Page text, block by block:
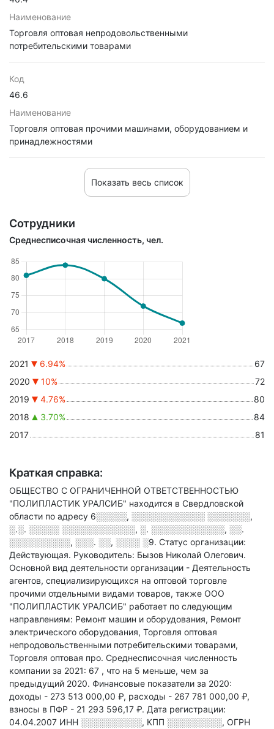
Наименование
Торговля оптовая непродовольственными
потребительскими товарами
Код
46.6
Наименование
Торговля оптовая прочими машинами, оборудованием и
принадлежностями
Показать весь список
Сотрудники
Среднесписочная численность, чел.
2021 6.94%
67
2020
10%
72
2019
4.76%
80
2018
3.70%
84
2017
81
Краткая справка:
ОБЩЕСТВО С ОГРАНИЧЕННОЙ ОТВЕТСТВЕННОСТЬЮ
"ПОЛИПЛАСТИК УРАЛСИБ" находится в Свердловской
области по адресу 6░░░░░, ░░░░░░░░░░░░ ░░░░░░░,
░.░. ░░░░░ ░░░░░░░░░░░░, ░. ░░░░░░░░░░░░, ░░.
░░░░░░░░░░, ░░░. ░░, ░░░░ ░9. Статус организации:
Действующая. Руководитель: Бызов Николай Олегович.
Основной вид деятельности организации - Деятельность
агентов, специализирующихся на оптовой торговле
прочими отдельными видами товаров, также ООО
"ПОЛИПЛАСТИК УРАЛСИБ" работает по следующим
направлениям: Ремонт машин и оборудования, Ремонт
электрического оборудования, Торговля оптовая
непродовольственными потребительскими товарами,
Торговля оптовая про. Среднесписочная численность
компании за 2021: 67 , что на 5 меньше, чем за
предыдущий 2020. Финансовые показатели за 2020:
доходы - 273 513 000,00 ₽, расходы - 267 781 000,00 ₽,
взносы в ПФР - 21 293 596,17 ₽. Дата регистрации:
04.04.2007 ИНН ░░░░░░░░░░, КПП ░░░░░░░░░, ОГРН